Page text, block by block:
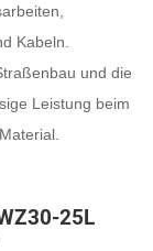
Kabeln.
und die
Leistung beim
25L